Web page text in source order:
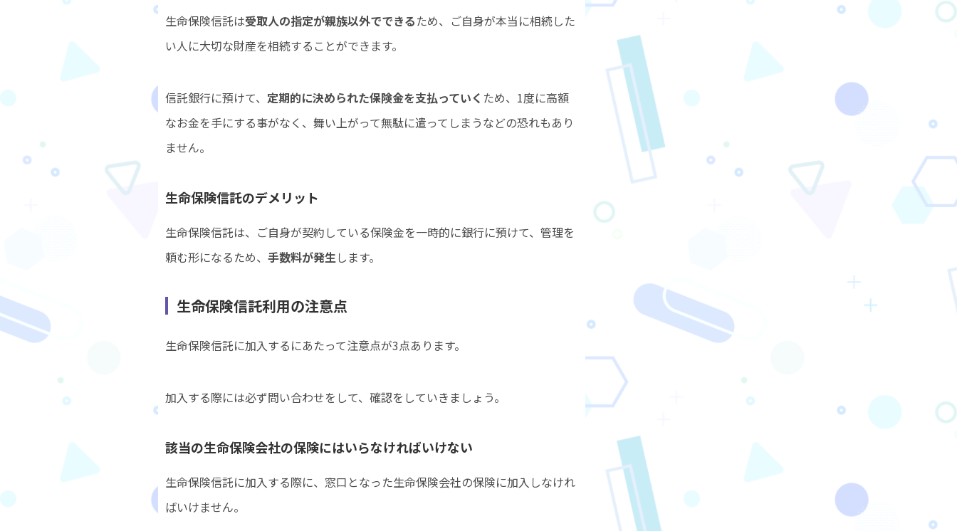
生命保険信託は受取人の指定が親族以外でできるため、ご自身が本当に相続した
い人に大切な財産を相続することができます。
信託銀行に預けて、 定期的に決められた保険金を支払っていく ため、1度に高額
なお金を手にする事がなく、舞い上がって無駄に遣ってしまうなどの恐れもあり
ません。
生命保険信託のデメリット
生命保険信託は、ご自身が契約している保険金を一時的に銀行に預けて、管理を
頼む形になるため、 手数料が発生します。
生命保険信託利用の注意点
生命保険信託に加入するにあたって注意点が3点あります。
加入する際には必ず問い合わせをして、確認をしていきましょう。
該当の生命保険会社の保険にはいらなければいけない
生命保険信託に加入する際に、窓口となった生命保険会社の保険に加入しなけれ
ばいけません。